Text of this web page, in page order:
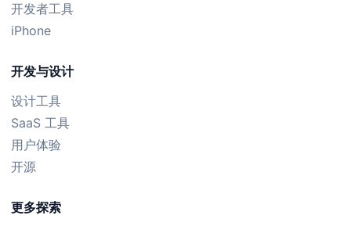
开发者工具
iPhone
开发与设计
设计工具
SaaS 工具
用户体验
开源
更多探索